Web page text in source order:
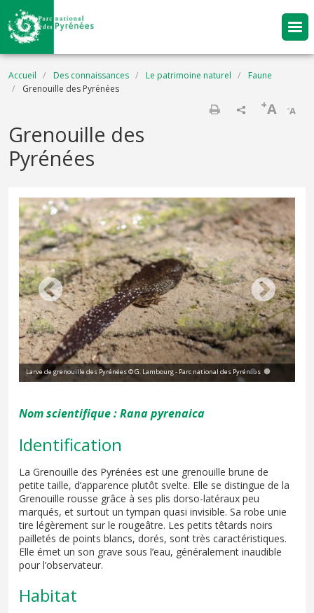
Aller au contenu principal
Fil d'Ariane
Accueil Des connaissances Le patrimoine naturel
Faune
Grenouille des Pyrénées
-A
+A
Grenouille des
Pyrénées
Larve de grenouille des Pyrénées © G. Lambourg - Parc national des Pyrénées
Nom scientifique :Rana pyrenaica
Identification
La Grenouille des Pyrénées est une grenouille brune de
petite taille, d’apparence plutôt svelte. Elle se distingue de la
Grenouille rousse grâce à ses plis dorso-latéraux peu
marqués, et surtout un tympan quasi invisible. Sa robe unie
tire légèrement sur le rougeâtre. Les petits têtards noirs
pailletés de points blancs, dorés, sont très caractéristiques.
Elle émet un son grave sous l’eau, généralement inaudible
pour l’observateur.
Habitat